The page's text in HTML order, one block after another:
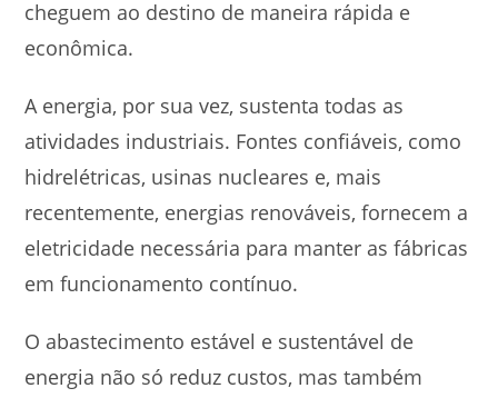
cheguem ao destino de maneira rápida e
econômica.
A energia, por sua vez, sustenta todas as
atividades industriais. Fontes confiáveis, como
hidrelétricas, usinas nucleares e, mais
recentemente, energias renováveis, fornecem a
eletricidade necessária para manter as fábricas
em funcionamento contínuo.
O abastecimento estável e sustentável de
energia não só reduz custos, mas também